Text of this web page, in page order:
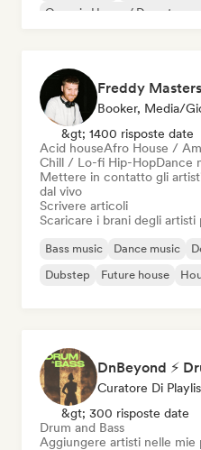
Organic House / Downtempo
Freddy
Booker, Media/
&gt; 1400 risposte date
Acid houseAfro House /
Chill / Lo-fi Hip-HopDance
Mettere in contatto gli
dal vivo
Scrivere articoli
Scaricare i brani degli
Bass music Dance music
Dubstep
Future house
Curatore Di
&gt; 300 risposte date
Drum and Bass
Aggiungere artisti nelle mie